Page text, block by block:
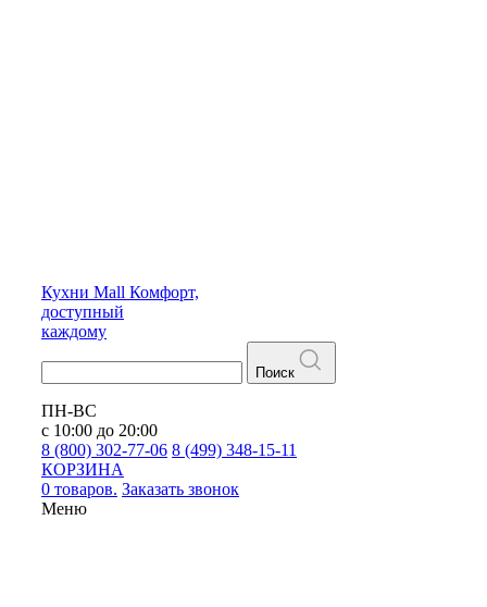
Кухни Mall Комфорт,
доступный
каждому
Поиск
ПН-ВС
с 10:00 до 20:00
8 (800) 302-77-06 8 (499) 348-15-11
КОРЗИНА
0 товаров. Заказать звонок
Меню